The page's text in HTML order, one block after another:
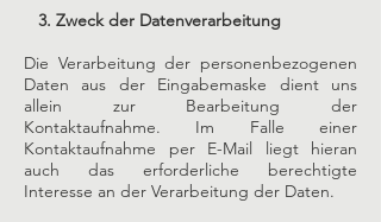
3. Zweck der Datenverarbeitung
Die Verarbeitung der personenbezogenen
Daten aus der Eingabemaske dient uns
allein zur Bearbeitung der
Kontaktaufnahme. Im Falle einer
Kontaktaufnahme per E-Mail liegt hieran
auch das erforderliche berechtigte
Interesse an der Verarbeitung der Daten.